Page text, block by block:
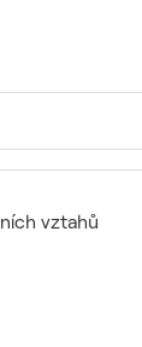
vztahů